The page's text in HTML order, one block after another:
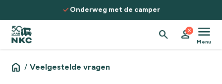
Spring naar de inhoud
checkOnderweg met de camper
search person
close menu
Menu
home / Veelgestelde vragen